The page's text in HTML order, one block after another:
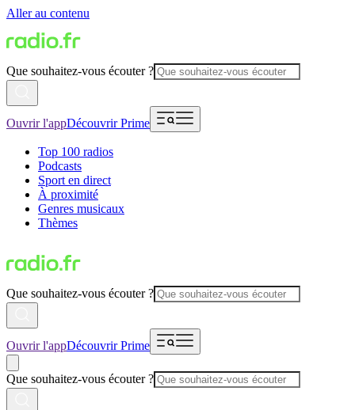
Aller au contenu
Que souhaitez-vous écouter ?
Ouvrir l'appDécouvrir Prime
Top 100 radios
Podcasts
Sport en direct
À proximité
Genres musicaux
Thèmes
Que souhaitez-vous écouter ?
Ouvrir l'appDécouvrir Prime
Que souhaitez-vous écouter ?